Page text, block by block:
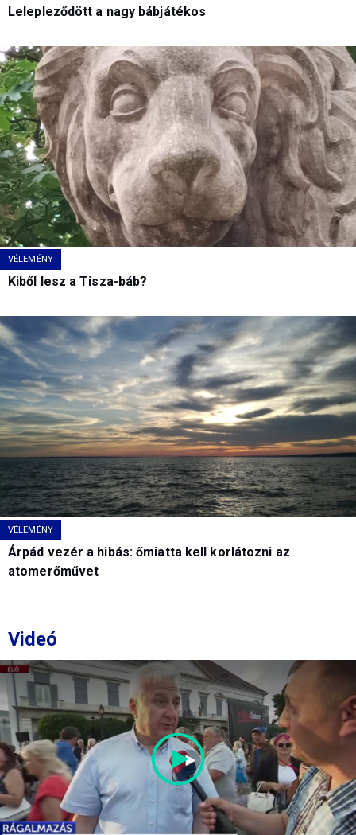
Lelepleződött a nagy bábjátékos
VÉLEMÉNY
Kiből lesz a Tisza-báb?
VÉLEMÉNY
Árpád vezér a hibás: őmiatta kell korlátozni az
atomerőművet
Videó